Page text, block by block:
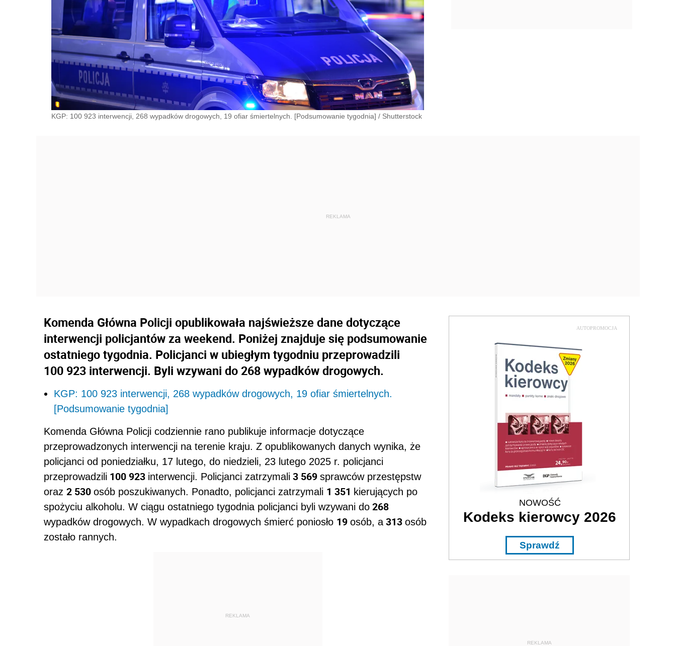
KGP: 100 923 interwencji, 268 wypadków drogowych, 19 ofiar śmiertelnych. [Podsumowanie tygodnia] / Shutterstock
Komenda Główna Policji opublikowała najświeższe dane dotyczące
interwencji policjantów za weekend. Poniżej znajduje się podsumowanie
ostatniego tygodnia. Policjanci w ubiegłym tygodniu przeprowadzili
100 923 interwencji. Byli wzywani do 268 wypadków drogowych.
KGP: 100 923 interwencji, 268 wypadków drogowych, 19 ofiar śmiertelnych.
[Podsumowanie tygodnia]
Komenda Główna Policji codziennie rano publikuje informacje dotyczące
przeprowadzonych interwencji na terenie kraju. Z opublikowanych danych wynika, że
policjanci od poniedziałku, 17 lutego, do niedzieli, 23 lutego 2025 r. policjanci
przeprowadzili 100 923 interwencji. Policjanci zatrzymali 3 569 sprawców przestępstw
oraz 2 530 osób poszukiwanych. Ponadto, policjanci zatrzymali 1 351 kierujących po
spożyciu alkoholu. W ciągu ostatniego tygodnia policjanci byli wzywani do 268
wypadków drogowych. W wypadkach drogowych śmierć poniosło 19 osób, a313 osób
zostało rannych.
REKLAMA
AUTOPROMOCJA
NOWOŚĆ
Kodeks kierowcy 2026
Sprawdź
REKLAMA